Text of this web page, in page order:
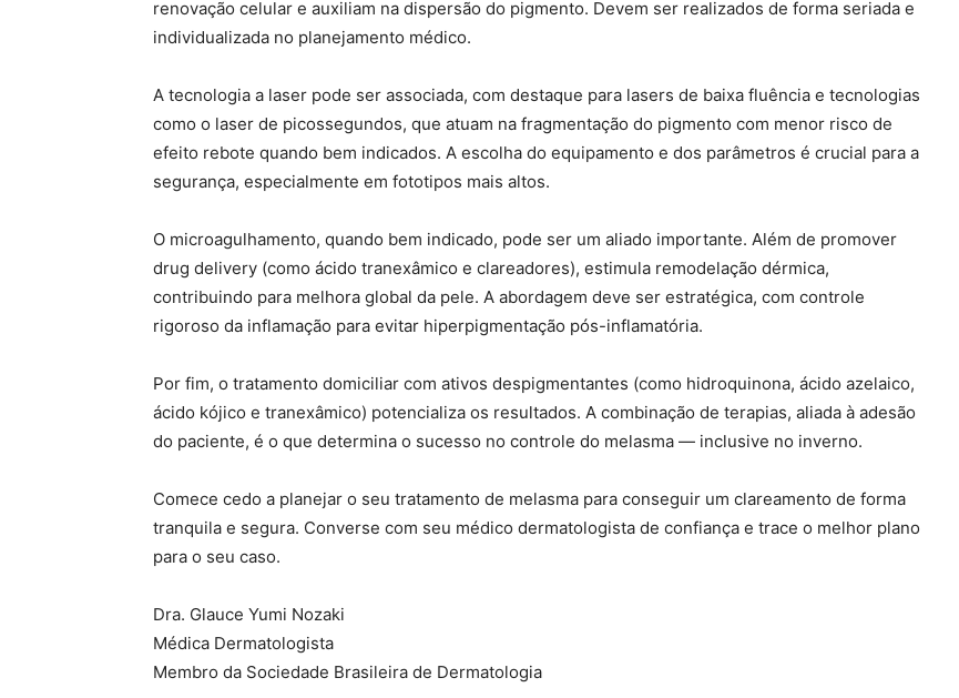
renovação celular e auxiliam na dispersão do pigmento. Devem ser realizados de forma seriada e
individualizada no planejamento médico.
A tecnologia a laser pode ser associada, com destaque para lasers de baixa fluência e tecnologias
como o laser de picossegundos, que atuam na fragmentação do pigmento com menor risco de
efeito rebote quando bem indicados. A escolha do equipamento e dos parâmetros é crucial para a
segurança, especialmente em fototipos mais altos.
O microagulhamento, quando bem indicado, pode ser um aliado importante. Além de promover
drug delivery (como ácido tranexâmico e clareadores), estimula remodelação dérmica,
contribuindo para melhora global da pele. A abordagem deve ser estratégica, com controle
rigoroso da inflamação para evitar hiperpigmentação pós-inflamatória.
Por fim, o tratamento domiciliar com ativos despigmentantes (como hidroquinona, ácido azelaico,
ácido kójico e tranexâmico) potencializa os resultados. A combinação de terapias, aliada à adesão
do paciente, é o que determina o sucesso no controle do melasma — inclusive no inverno.
Comece cedo a planejar o seu tratamento de melasma para conseguir um clareamento de forma
tranquila e segura. Converse com seu médico dermatologista de confiança e trace o melhor plano
para o seu caso.
Dra. Glauce Yumi Nozaki
Médica Dermatologista
Membro da Sociedade Brasileira de Dermatologia